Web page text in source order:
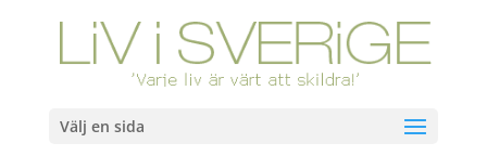
Välj en sida